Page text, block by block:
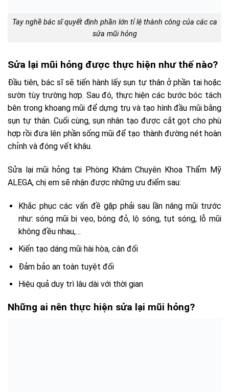
Tay nghề bác sĩ quyết định phần lớn tỉ lệ thành công của các ca
sửa mũi hỏng
Sửa lại mũi hỏng được thực hiện như thế nào?
Đầu tiên, bác sĩ sẽ tiến hành lấy sụn tự thân ở phần tai hoặc
sườn tùy trường hợp. Sau đó, thực hiện các bước bóc tách
bên trong khoang mũi để dựng trụ và tạo hình đầu mũi bằng
sụn tự thân. Cuối cùng, sụn nhân tạo được cắt gọt cho phù
hợp rồi đưa lên phần sống mũi để tạo thành đường nét hoàn
chỉnh và đóng vết khâu.
Sửa lại mũi hỏng tại Phòng Khám Chuyên Khoa Thẩm Mỹ
ALEGA, chị em sẽ nhận được những ưu điểm sau:
Khắc phục các vấn đề gặp phải sau lần nâng mũi trước
như: sóng mũi bị vẹo, bóng đỏ, lộ sóng, tụt sóng, lỗ mũi
không đều nhau,…
Kiến tạo dáng mũi hài hòa, cân đối
Đảm bảo an toàn tuyệt đối
Hiệu quả duy trì lâu dài với thời gian
Những ai nên thực hiện sửa lại mũi hỏng?